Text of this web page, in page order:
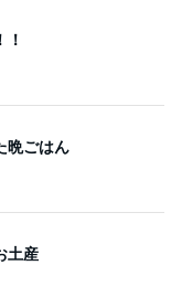
晩ごはん
土産